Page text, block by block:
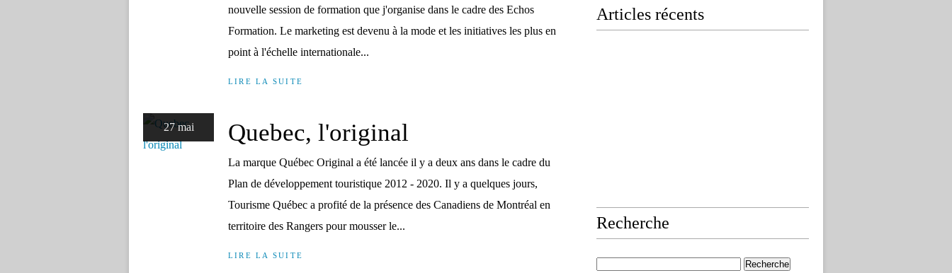
nouvelle session de formation que j'organise dans le cadre des Echos
Formation. Le marketing est devenu à la mode et les initiatives les plus en
point à l'échelle internationale...
LIRE LA SUITE
27 mai Quebec, l'original
La marque Québec Original a été lancée il y a deux ans dans le cadre du
Plan de développement touristique 2012 - 2020. Il y a quelques jours,
Tourisme Québec a profité de la présence des Canadiens de Montréal en
territoire des Rangers pour mousser le...
LIRE LA SUITE
Articles récents
Recherche